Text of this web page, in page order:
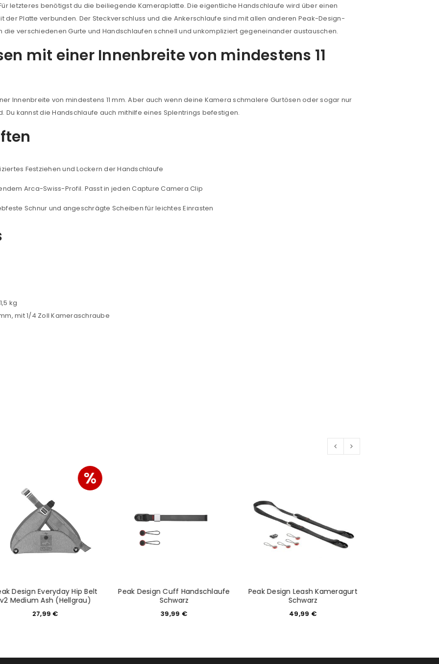
durchWP Captcha
NEWSLETTER ABONNIEREN
Please select all the ways you would like to hear from us
Ich stimme zu
REGISTRIEREN
letzteres benötigst du die beiliegende Kameraplatte. Die eigentliche Handschlaufe wird über einen
der Platte verbunden. Der Steckverschluss und die Ankerschlaufe sind mit allen anderen Peak-Design-
die verschiedenen Gurte und Handschlaufen schnell und unkompliziert gegeneinander austauschen.
mit einer Innenbreite von mindestens 11
Innenbreite von mindestens 11 mm. Aber auch wenn deine Kamera schmalere Gurtösen oder sogar nur
Du kannst die Handschlaufe auch mithilfe eines Splentrings befestigen.
Festziehen und Lockern der Handschlaufe
Arca-Swiss-Profil. Passt in jeden Capture Camera Clip
Schnur und angeschrägte Scheiben für leichtes Einrasten
kg
mit 1/4 Zoll Kameraschraube
%
Design Everyday Hip Belt
v2 Medium Ash (Hellgrau)
27,99€
Peak Design Cuff Handschlaufe
Schwarz
39,99 €
Peak Design Leash Kameragurt
Schwarz
49,99 €